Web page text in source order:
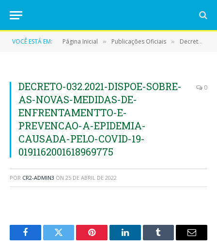
VOCÊ ESTÁ EM: Página Inicial » Publicações Oficiais » Decretos
DECRETO-032.2021-DISPOE-SOBRE-
AS-NOVAS-MEDIDAS-DE-
ENFRENTAMENTTO-E-
PREVENCAO-A-EPIDEMIA-
CAUSADA-PELO-COVID-19-
0191162001618969775
0
POR CR2-ADMIN3 ON 25 DE ABRIL DE 2022
FacebookTwitter Pinterest LinkedInTumblr
E-